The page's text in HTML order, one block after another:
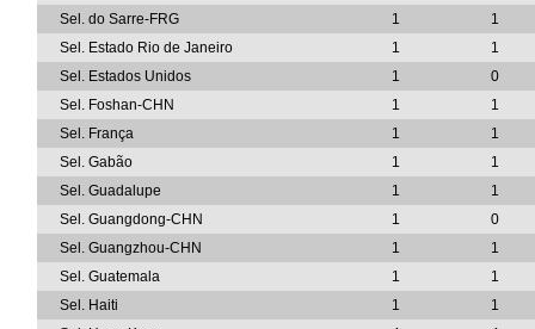
Sel. do Sarre-FRG
1
1
Sel. Estado Rio de Janeiro
1
1
Sel. Estados Unidos
1
0
Sel. Foshan-CHN
1
1
Sel. França
1
1
Sel. Gabão
1
1
Sel. Guadalupe
1
1
Sel. Guangdong-CHN
1
0
Sel. Guangzhou-CHN
1
1
Sel. Guatemala
1
1
Sel. Haiti
1
1